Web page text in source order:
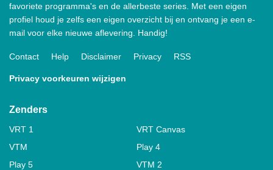
favoriete programma's en de allerbeste series. Met een eigen
profiel houd je zelfs een eigen overzicht bij en ontvang je een e-
mail voor elke nieuwe aflevering. Handig!
Contact Help Disclaimer Privacy RSS
Privacy voorkeuren wijzigen
Zenders
VRT 1
VRT Canvas
VTM
Play 4
Play 5
VTM 2